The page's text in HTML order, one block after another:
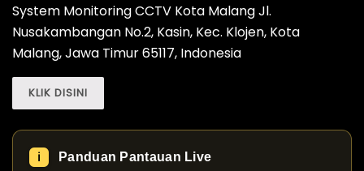
System Monitoring CCTV Kota Malang Jl.
Nusakambangan No.2, Kasin, Kec. Klojen, Kota
Malang, Jawa Timur 65117, Indonesia
KLIK DISINI
ℹ️ Panduan Pantauan Live